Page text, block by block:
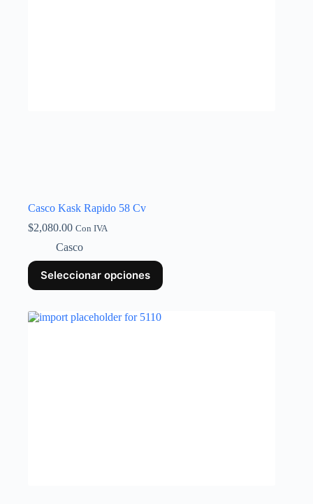
Casco Kask Rapido 58 Cv
$2,080.00 Con IVA
Casco
Seleccionar opciones